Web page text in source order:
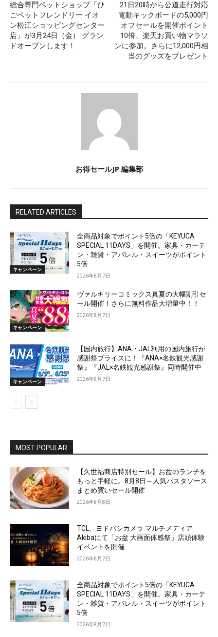
総合専門ペットショップ「ひ
ごペットフレンドリー イオ
ン松江ショッピングセンター
店」が3月24日（金） グラン
ドオープンします！
21日20時から公道走行対応
電動キックボードの5,000円
オフセールを開催ポイント
10倍、楽天お買い物マラソ
ンに参加。さらに12,000円相
当のグッズをプレゼント
お得セールJP 編集部
RELATED ARTICLES
キャンペーン
全商品対象でポイント5倍の「KEYUCA
SPECIAL 11DAYS」を開催。家具・カーテ
ン・雑貨・アパレル・スイーツがポイント
5倍
2026年8月7日
キャンペーン
ヴァルキリーコミックス真夏の大幅割引セ
ール開催！さらに無料作品大増量中！！
2026年8月7日
キャンペーン
【国内旅行】ANA・JAL利用の国内旅行が
感謝祭プライスに！『ANA×名鉄観光感謝
祭』『JAL×名鉄観光感謝祭』同時開催中
2026年8月7日
MOST POPULAR
【久世福商店特別セール】お盆のランチを
もっと手軽に。8月8日～人気パスタソース
まとめ買いセール開催
2026年8月8日
TCL、ヨドバシカメラ マルチメディア
Akibaにて「お盆 大画面体感祭」店頭体験
イベントを開催
2026年8月7日
全商品対象でポイント5倍の「KEYUCA
SPECIAL 11DAYS」を開催。家具・カーテ
ン・雑貨・アパレル・スイーツがポイント
5倍
2026年8月7日